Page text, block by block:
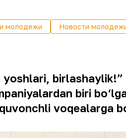
молодежи Новости
biri
voqealarga